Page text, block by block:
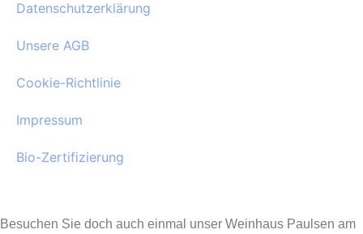
Datenschutzerklärung
Unsere AGB
Cookie-Richtlinie
Impressum
Bio-Zertifizierung
Besuchen Sie doch auch einmal unser Weinhaus Paulsen am